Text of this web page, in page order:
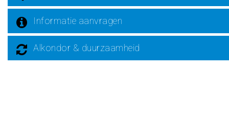
Informatie aanvragen
Alkondor & duurzaamheid